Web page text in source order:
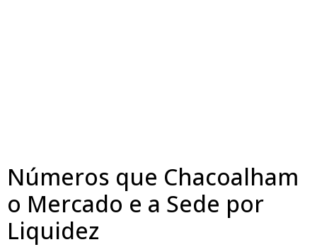
Números que Chacoalham
o Mercado e a Sede por
Liquidez